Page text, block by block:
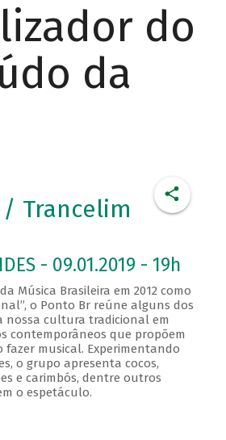
do
da
/ Trancelim
- 09.01.2019 - 19h
Música Brasileira em 2012 como
o Ponto Br reúne alguns dos
nossa cultura tradicional em
contemporâneos que propõem
fazer musical. Experimentando
o grupo apresenta cocos,
e carimbós, dentre outros
o espetáculo.